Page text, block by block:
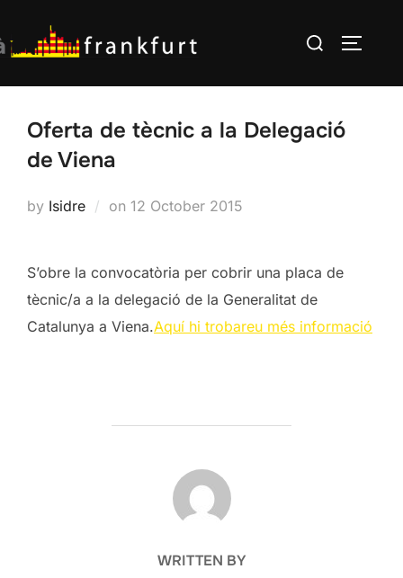
to
content
Search
Oferta de tècnic a la Delegació
de Viena
by Isidre on Posted
12 October 2015
S’obre la convocatòria per cobrir una placa de
tècnic/a a la delegació de la Generalitat de
Catalunya a Viena.Aquí hi trobareu més informació
POST AUTHOR
WRITTEN BY